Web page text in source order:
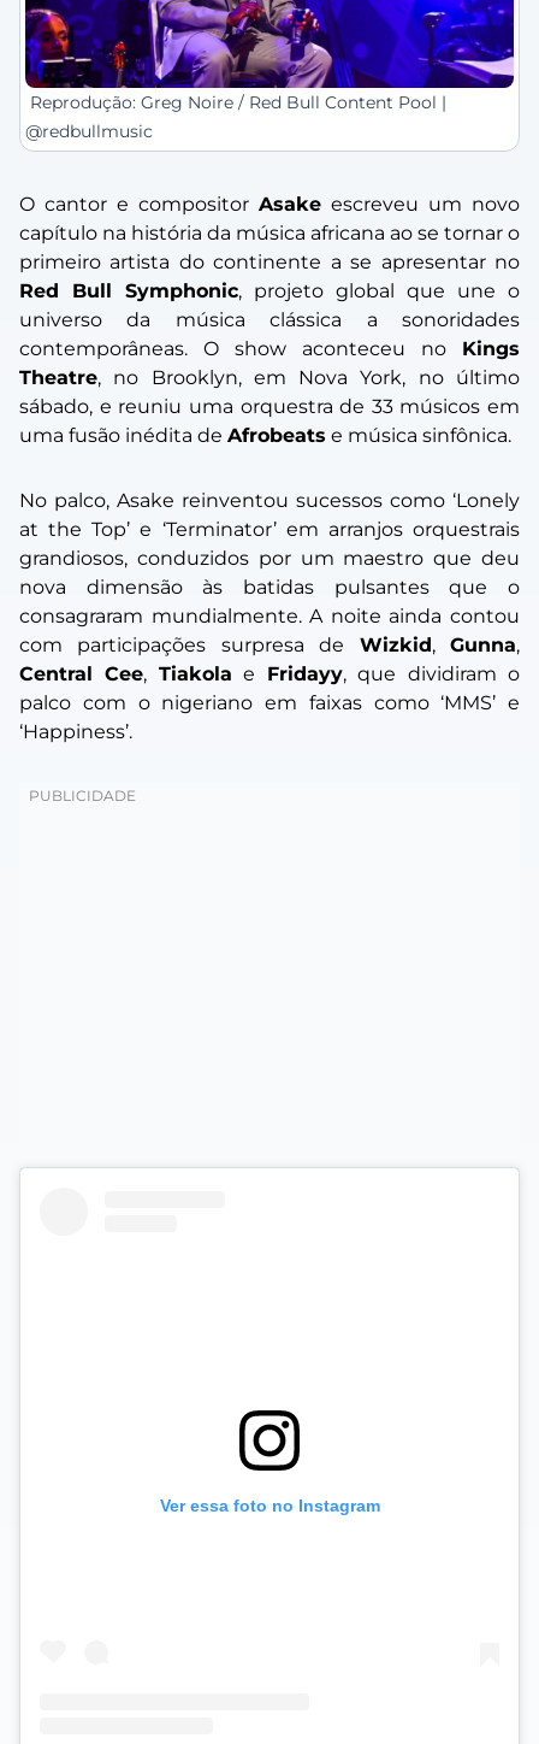
Reprodução: Greg Noire / Red Bull Content Pool |
@redbullmusic
O cantor e compositor Asake escreveu um novo
capítulo na história da música africana ao se tornar o
primeiro artista do continente a se apresentar no
Red Bull Symphonic, projeto global que une o
universo da música clássica a sonoridades
contemporâneas. O show aconteceu no Kings
Theatre, no Brooklyn, em Nova York, no último
sábado, e reuniu uma orquestra de 33 músicos em
uma fusão inédita de Afrobeats e música sinfônica.
No palco, Asake reinventou sucessos como ‘Lonely
at the Top’ e ‘Terminator’em arranjos orquestrais
grandiosos, conduzidos por um maestro que deu
nova dimensão às batidas pulsantes que o
consagraram mundialmente. A noite ainda contou
com participações surpresa de Wizkid,Gunna,
Central Cee, Tiakola e Fridayy, que dividiram o
palco com o nigeriano em faixas como ‘MMS’ e
‘Happiness’.
Ver essa foto no Instagram